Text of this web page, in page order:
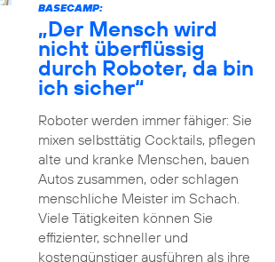
BASECAMP:
„Der Mensch wird
nicht überflüssig
durch Roboter, da bin
ich sicher“
Roboter werden immer fähiger: Sie
mixen selbsttätig Cocktails, pflegen
alte und kranke Menschen, bauen
Autos zusammen, oder schlagen
menschliche Meister im Schach.
Viele Tätigkeiten können Sie
effizienter, schneller und
kostengünstiger ausführen als ihre